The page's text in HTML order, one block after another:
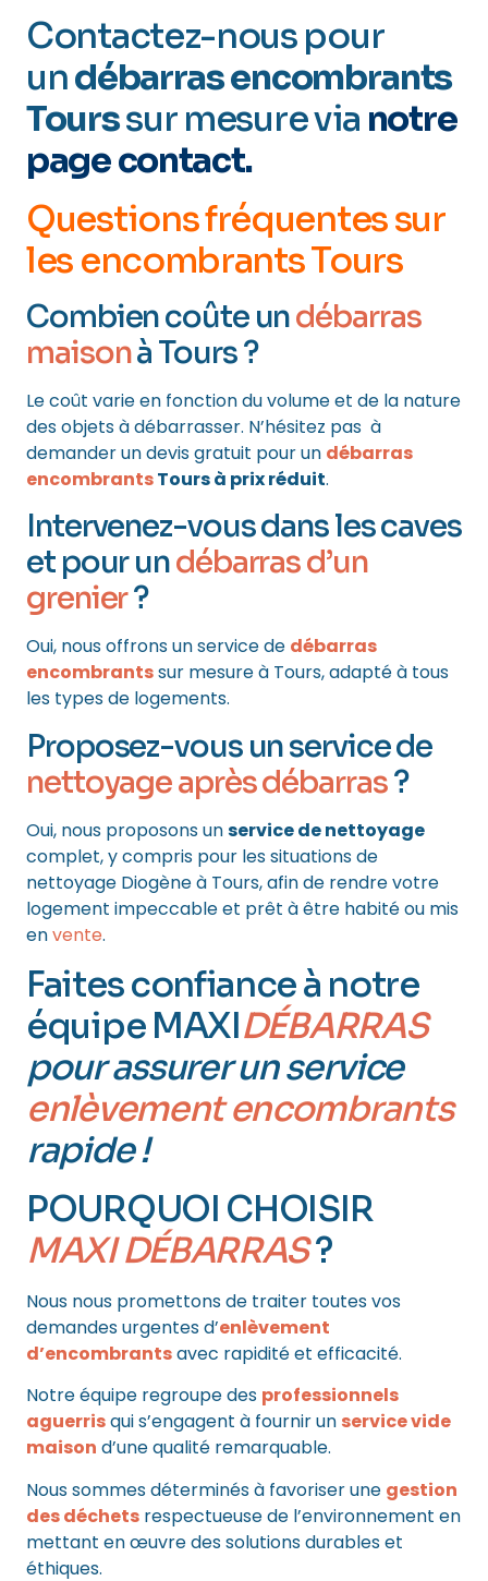
Contactez-nous pour
undébarras encombrants
Tourssur mesure via notre
page contact.
Questions fréquentes sur
les encombrants Tours
Combien coûte undébarras
maisonà Tours ?
Le coût varie en fonction du volume et de la nature
des objets à débarrasser. N’hésitez pas à
demander un devis gratuit pour un débarras
encombrantsTours à prix réduit.
Intervenez-vous dans les caves
et pour undébarras d’un
grenier?
Oui, nous offrons un service de débarras
encombrantssur mesure à Tours, adapté à tous
les types de logements.
Proposez-vous un service de
nettoyage après débarras?
Oui, nous proposons unservice de nettoyage
complet, y compris pour les situations de
nettoyage Diogène à Tours, afin de rendre votre
logement impeccable et prêt à être habité ou mis
envente.
Faites confiance à notre
équipe MAXIDÉBARRAS
pour assurer un service
enlèvement encombrants
rapide !
POURQUOI CHOISIR
MAXI DÉBARRAS?
Nous nous promettons de traiter toutes vos
demandes urgentes d’enlèvement
d’encombrantsavec rapidité et efficacité.
Notre équipe regroupe des professionnels
aguerrisqui s’engagent à fournir un service vide
maison d’une qualité remarquable.
Nous sommes déterminés à favoriser une gestion
des déchets respectueuse de l’environnement en
mettant en œuvre des solutions durables et
éthiques.